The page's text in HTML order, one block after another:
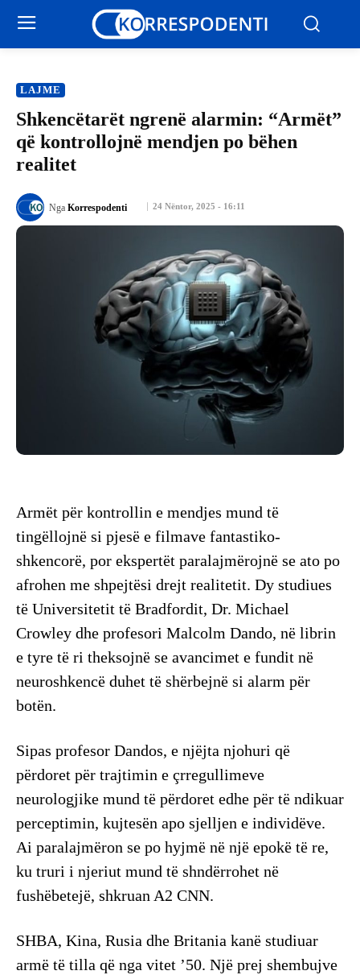
LAJME
Shkencëtarët ngrenë alarmin: “Armët”
që kontrollojnë mendjen po bëhen
realitet
24 Nëntor, 2025 - 16:11
Nga Korrespodenti
Armët për kontrollin e mendjes mund të
tingëllojnë si pjesë e filmave fantastiko-
shkencorë, por ekspertët paralajmërojnë se ato po
afrohen me shpejtësi drejt realitetit. Dy studiues
të Universitetit të Bradfordit, Dr. Michael
Crowley dhe profesori Malcolm Dando, në librin
e tyre të ri theksojnë se avancimet e fundit në
neuroshkencë duhet të shërbejnë si alarm për
botën.
Sipas profesor Dandos, e njëjta njohuri që
përdoret për trajtimin e çrregullimeve
neurologjike mund të përdoret edhe për të ndikuar
perceptimin, kujtesën apo sjelljen e individëve.
Ai paralajmëron se po hyjmë në një epokë të re,
ku truri i njeriut mund të shndërrohet në
fushëbetejë, shkruan A2 CNN.
SHBA, Kina, Rusia dhe Britania kanë studiuar
armë të tilla që nga vitet ’50. Një prej shembujve